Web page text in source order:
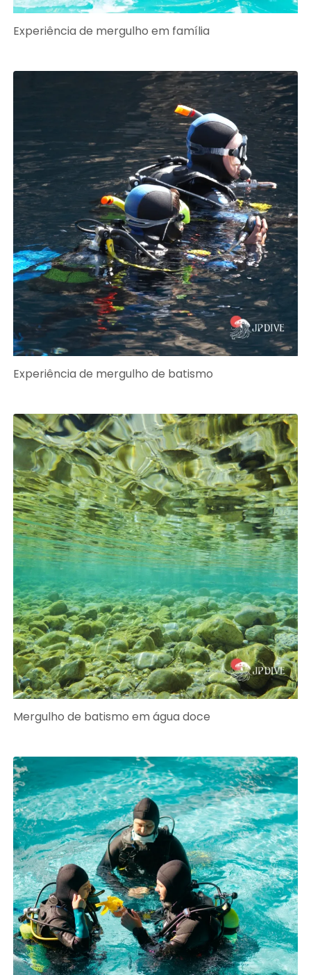
Experiência de mergulho em família
Experiência de mergulho de batismo
Mergulho de batismo em água doce